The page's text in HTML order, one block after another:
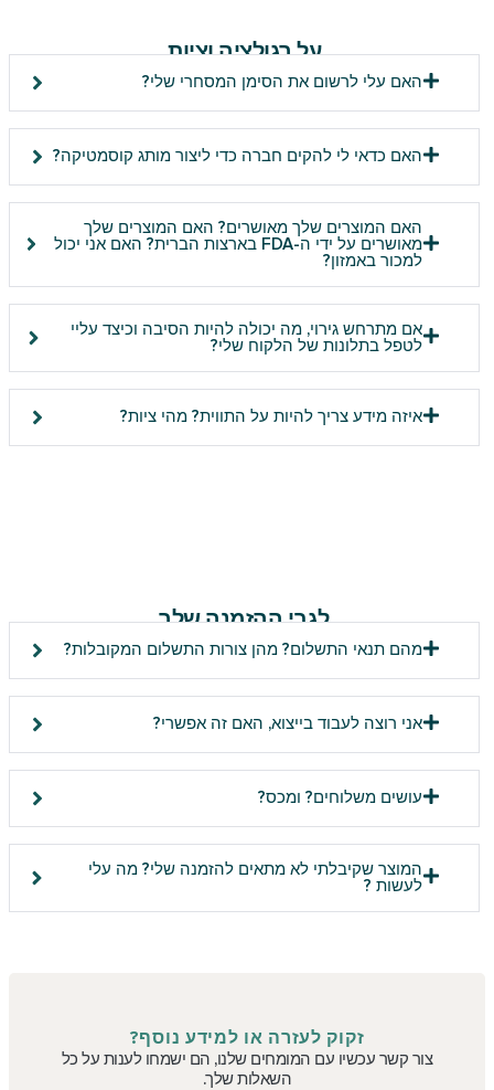
על רגולציה וציות
האם עלי לרשום את הסימן המסחרי שלי?
האם כדאי לי להקים חברה כדי ליצור מותג קוסמטיקה?
האם המוצרים שלך מאושרים? האם המוצרים שלך
מאושרים על ידי ה-FDA בארצות הברית? האם אני יכול
למכור באמזון?
אם מתרחש גירוי, מה יכולה להיות הסיבה וכיצד עליי
לטפל בתלונות של הלקוח שלי?
איזה מידע צריך להיות על התווית? מהי ציות?
לגבי ההזמנה שלך
מהם תנאי התשלום? מהן צורות התשלום המקובלות?
אני רוצה לעבוד בייצוא, האם זה אפשרי?
עושים משלוחים? ומכס?
המוצר שקיבלתי לא מתאים להזמנה שלי? מה עלי
לעשות ?
זקוק לעזרה או למידע נוסף?
צור קשר עכשיו עם המומחים שלנו, הם ישמחו לענות על כל
השאלות שלך.